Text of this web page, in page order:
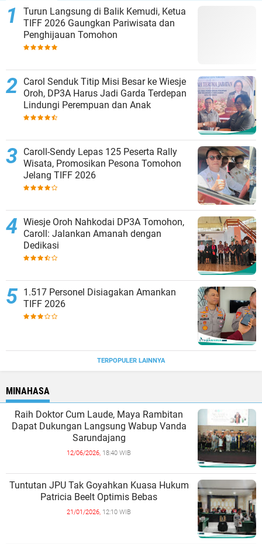
Turun Langsung di Balik Kemudi, Ketua
TIFF 2026 Gaungkan Pariwisata dan
Penghijauan Tomohon
Carol Senduk Titip Misi Besar ke Wiesje
Oroh, DP3A Harus Jadi Garda Terdepan
Lindungi Perempuan dan Anak
Caroll-Sendy Lepas 125 Peserta Rally
Wisata, Promosikan Pesona Tomohon
Jelang TIFF 2026
Wiesje Oroh Nahkodai DP3A Tomohon,
Caroll: Jalankan Amanah dengan
Dedikasi
1.517 Personel Disiagakan Amankan
TIFF 2026
TERPOPULER LAINNYA
MINAHASA
Raih Doktor Cum Laude, Maya Rambitan
Dapat Dukungan Langsung Wabup Vanda
Sarundajang
12/06/2026, 18:40 WIB
Tuntutan JPU Tak Goyahkan Kuasa Hukum
Patricia Beelt Optimis Bebas
21/01/2026, 12:10 WIB